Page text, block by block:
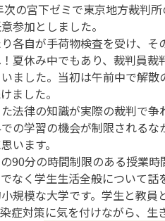
の宮下ゼミで東京地方裁判
参加としました。
各自が手荷物検査を受け、
夏休み中でもあり、裁判員
ました。当初は午前中で解
ました。
法律の知識が実際の裁判で
の学習の機会が制限される
います。
90分の時間制限のある授業
なく学生生活全般について
規模な大学です。学生と教
症対策に気を付けながら、